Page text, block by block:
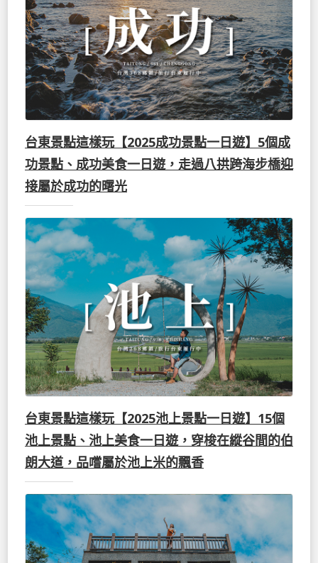
台東景點這樣玩【2025成功景點一日遊】5個成
功景點、成功美食一日遊，走過八拱跨海步橋迎
接屬於成功的曙光
台東景點這樣玩【2025池上景點一日遊】15個
池上景點、池上美食一日遊，穿梭在縱谷間的伯
朗大道，品嚐屬於池上米的飄香